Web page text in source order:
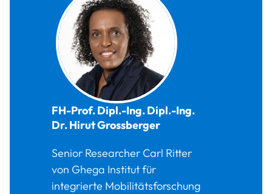
FH-Prof. Dipl.-Ing. Dipl.-Ing.
Dr.HirutGrossberger
Senior Researcher Carl Ritter
von Ghega Institut für
integrierte Mobilitätsforschung